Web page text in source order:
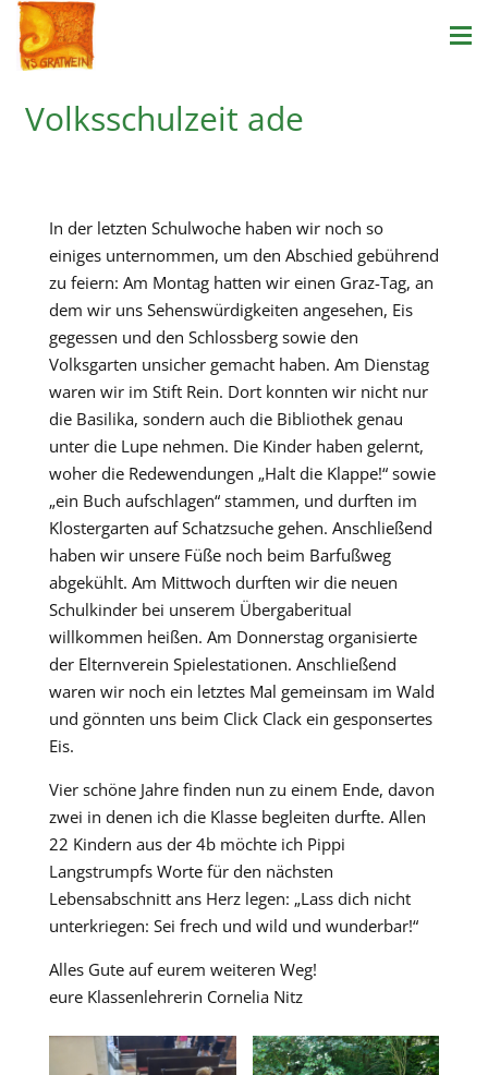
Volksschulzeit ade
In der letzten Schulwoche haben wir noch so
einiges unternommen, um den Abschied gebührend
zu feiern: Am Montag hatten wir einen Graz-Tag, an
dem wir uns Sehenswürdigkeiten angesehen, Eis
gegessen und den Schlossberg sowie den
Volksgarten unsicher gemacht haben. Am Dienstag
waren wir im Stift Rein. Dort konnten wir nicht nur
die Basilika, sondern auch die Bibliothek genau
unter die Lupe nehmen. Die Kinder haben gelernt,
woher die Redewendungen „Halt die Klappe!“ sowie
„ein Buch aufschlagen“ stammen, und durften im
Klostergarten auf Schatzsuche gehen. Anschließend
haben wir unsere Füße noch beim Barfußweg
abgekühlt. Am Mittwoch durften wir die neuen
Schulkinder bei unserem Übergaberitual
willkommen heißen. Am Donnerstag organisierte
der Elternverein Spielestationen. Anschließend
waren wir noch ein letztes Mal gemeinsam im Wald
und gönnten uns beim Click Clack ein gesponsertes
Eis.
Vier schöne Jahre finden nun zu einem Ende, davon
zwei in denen ich die Klasse begleiten durfte. Allen
22 Kindern aus der 4b möchte ich Pippi
Langstrumpfs Worte für den nächsten
Lebensabschnitt ans Herz legen: „Lass dich nicht
unterkriegen: Sei frech und wild und wunderbar!“
Alles Gute auf eurem weiteren Weg!
eure Klassenlehrerin Cornelia Nitz